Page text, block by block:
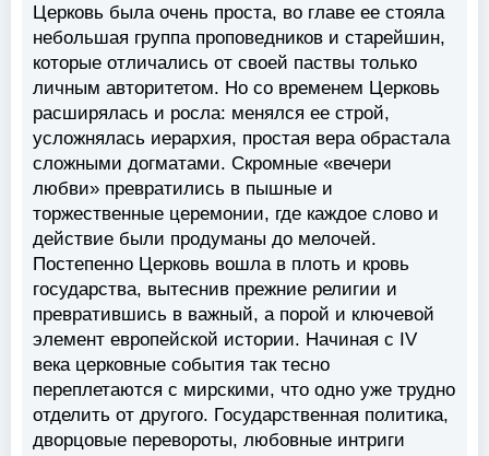
Церковь была очень проста, во главе ее стояла
небольшая группа проповедников и старейшин,
которые отличались от своей паствы только
личным авторитетом. Но со временем Церковь
расширялась и росла: менялся ее строй,
усложнялась иерархия, простая вера обрастала
сложными догматами. Скромные «вечери
любви» превратились в пышные и
торжественные церемонии, где каждое слово и
действие были продуманы до мелочей.
Постепенно Церковь вошла в плоть и кровь
государства, вытеснив прежние религии и
превратившись в важный, а порой и ключевой
элемент европейской истории. Начиная с IV
века церковные события так тесно
переплетаются с мирскими, что одно уже трудно
отделить от другого. Государственная политика,
дворцовые перевороты, любовные интриги